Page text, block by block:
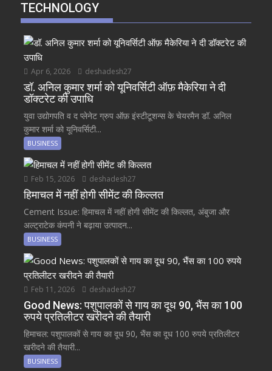
TECHNOLOGY
Apr 6, 2026 deshadesh27
डॉ. अनिल कुमार शर्मा को यूनिवर्सिटी ऑफ़ मैकेरिया ने दी
डॉक्टरेट की उपाधि
युवा उद्योगपति व द प्लेनेट ग्रुप ऑफ़ इंस्टीटूशन्स के चेयरमैन डॉ. अनिल
कुमार शर्मा को यूनिवर्सिटी...
BUSINESS
Feb 15, 2026 deshadesh27
हिमाचल में नहीं होगी सीमेंट की किल्लत
Cement Issue: हिमाचल में नहीं होगी सीमेंट की किल्लत, अंबुजा और
अल्ट्राटेक कंपनी ने बढ़ाया उत्पादन...
BUSINESS
Feb 11, 2026 deshadesh27
Good News: पशुपालकों से गाय का दूध 90, भैंस का 100
रुपये प्रतिलीटर खरीदने की तैयारी
हिमाचल: पशुपालकों से गाय का दूध 90, भैंस का दूध 100 रुपये प्रतिलीटर
खरीदने की तैयारी...
BUSINESS